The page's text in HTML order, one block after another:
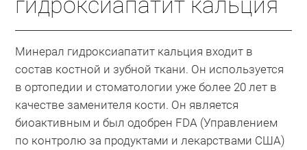
Минерал гидроксиапатит кальция входит в
состав костной и зубной ткани. Он используется
в ортопедии и стоматологии уже более 20 лет в
качестве заменителя кости. Он является
биоактивным и был одобрен FDA (Управлением
по контролю за продуктами и лекарствами США)